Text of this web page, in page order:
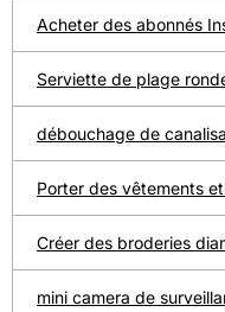
Acheter des abonnés
Serviette de plage
débouchage de
Porter des vêtements
Créer des broderies
mini camera de